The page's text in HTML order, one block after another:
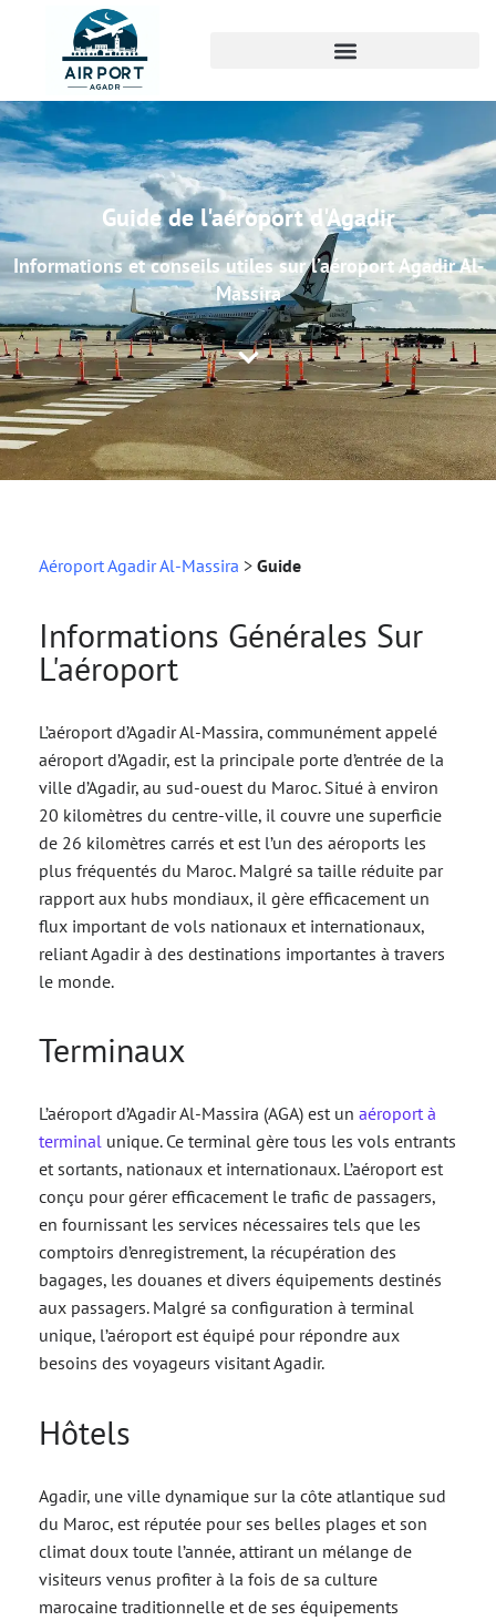
Guide de l'aéroport d'Agadir
Informations et conseils utiles sur l’aéroport Agadir Al-
Massira
Aéroport Agadir Al-Massira > Guide
Informations Générales Sur
L'aéroport
L’aéroport d’Agadir Al-Massira, communément appelé
aéroport d’Agadir, est la principale porte d’entrée de la
ville d’Agadir, au sud-ouest du Maroc. Situé à environ
20 kilomètres du centre-ville, il couvre une superficie
de 26 kilomètres carrés et est l’un des aéroports les
plus fréquentés du Maroc. Malgré sa taille réduite par
rapport aux hubs mondiaux, il gère efficacement un
flux important de vols nationaux et internationaux,
reliant Agadir à des destinations importantes à travers
le monde.
Terminaux
L’aéroport d’Agadir Al-Massira (AGA) est un aéroport à
terminal unique. Ce terminal gère tous les vols entrants
et sortants, nationaux et internationaux. L’aéroport est
conçu pour gérer efficacement le trafic de passagers,
en fournissant les services nécessaires tels que les
comptoirs d’enregistrement, la récupération des
bagages, les douanes et divers équipements destinés
aux passagers. Malgré sa configuration à terminal
unique, l’aéroport est équipé pour répondre aux
besoins des voyageurs visitant Agadir.
Hôtels
Agadir, une ville dynamique sur la côte atlantique sud
du Maroc, est réputée pour ses belles plages et son
climat doux toute l’année, attirant un mélange de
visiteurs venus profiter à la fois de sa culture
marocaine traditionnelle et de ses équipements